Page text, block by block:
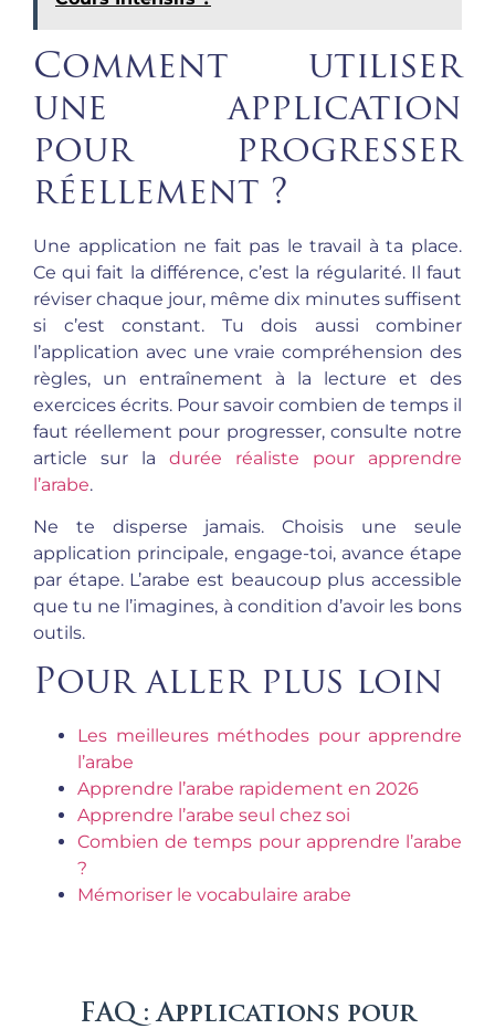
Comment utiliser
une application
pour progresser
réellement ?
Une application ne fait pas le travail à ta place.
Ce qui fait la différence, c’est la régularité. Il faut
réviser chaque jour, même dix minutes suffisent
si c’est constant. Tu dois aussi combiner
l’application avec une vraie compréhension des
règles, un entraînement à la lecture et des
exercices écrits. Pour savoir combien de temps il
faut réellement pour progresser, consulte notre
article sur la durée réaliste pour apprendre
l’arabe.
Ne te disperse jamais. Choisis une seule
application principale, engage-toi, avance étape
par étape. L’arabe est beaucoup plus accessible
que tu ne l’imagines, à condition d’avoir les bons
outils.
Pour aller plus loin
Les meilleures méthodes pour apprendre
l’arabe
Apprendre l’arabe rapidement en 2026
Apprendre l’arabe seul chez soi
Combien de temps pour apprendre l’arabe
?
Mémoriser le vocabulaire arabe
FAQ : Applications pour